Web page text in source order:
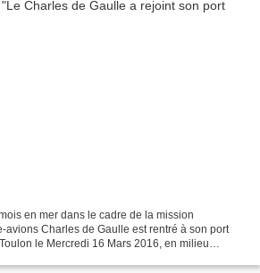
en mer dans le cadre de la mission
avions Charles de Gaulle est rentré à son port
le Mercredi 16 Mars 2016, en milieu